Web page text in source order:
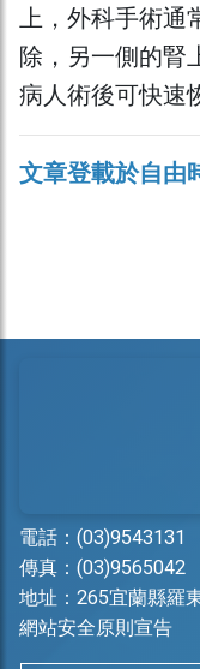
上，外科手術通
除，另一側的腎
病人術後可快速
文章登載於自由
電話： (03)9543131
傳真：(03)9565042
地址： 265宜蘭縣羅
網站安全原則宣告